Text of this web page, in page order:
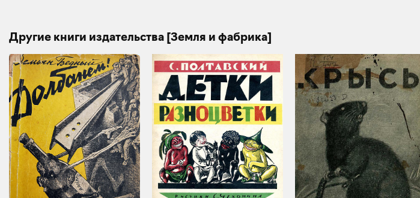
Другие книги издательства [Земля и фабрика]